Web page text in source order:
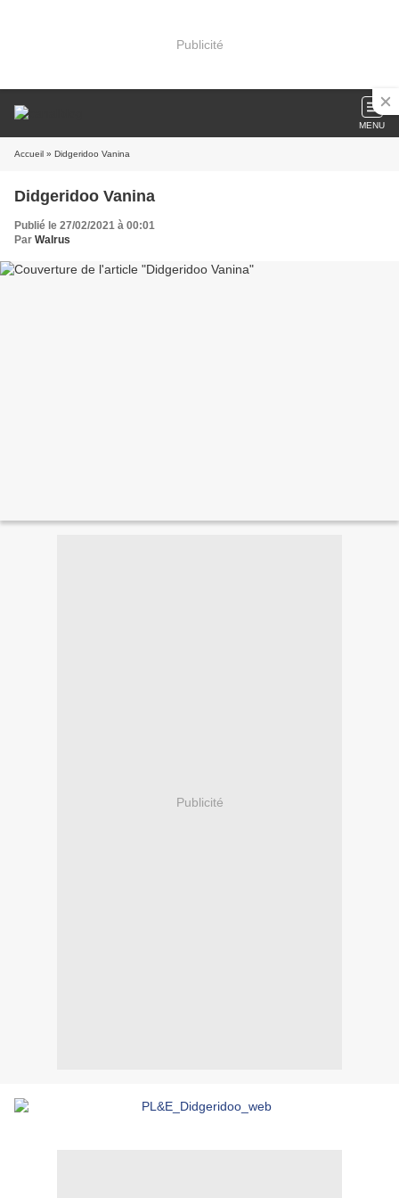
Publicité
MENU
Accueil » Didgeridoo Vanina
Didgeridoo Vanina
Publié le 27/02/2021 à 00:01
Par Walrus
Publicité